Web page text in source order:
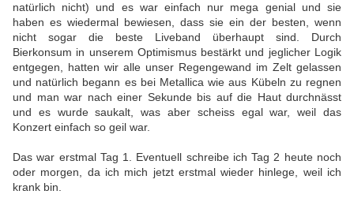
natürlich nicht) und es war einfach nur mega genial und sie
haben es wiedermal bewiesen, dass sie ein der besten, wenn
nicht sogar die beste Liveband überhaupt sind. Durch
Bierkonsum in unserem Optimismus bestärkt und jeglicher Logik
entgegen, hatten wir alle unser Regengewand im Zelt gelassen
und natürlich begann es bei Metallica wie aus Kübeln zu regnen
und man war nach einer Sekunde bis auf die Haut durchnässt
und es wurde saukalt, was aber scheiss egal war, weil das
Konzert einfach so geil war.
Das war erstmal Tag 1. Eventuell schreibe ich Tag 2 heute noch
oder morgen, da ich mich jetzt erstmal wieder hinlege, weil ich
krank bin.